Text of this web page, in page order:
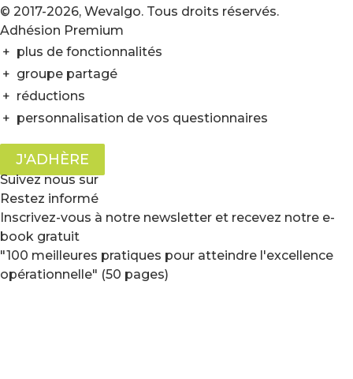
© 2017-2026, Wevalgo. Tous droits réservés.
Adhésion Premium
+ plus de fonctionnalités
+ groupe partagé
+ réductions
+ personnalisation de vos questionnaires
J'ADHÈRE
Suivez nous sur
Restez informé
Inscrivez-vous à notre newsletter et recevez notre e-
book gratuit
"100 meilleures pratiques pour atteindre l'excellence
opérationnelle" (50 pages)